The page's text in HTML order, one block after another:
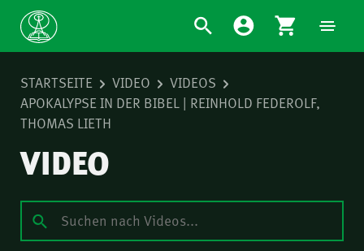
STARTSEITE VIDEO
VIDEOS
APOKALYPSE IN DER BIBEL | REINHOLD FEDEROLF,
THOMAS LIETH
VIDEO